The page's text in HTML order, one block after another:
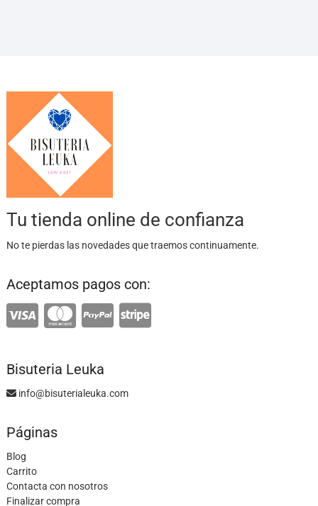
Tu tienda online de confianza
No te pierdas las novedades que traemos continuamente.
Aceptamos pagos con:
Bisuteria Leuka
info@bisuterialeuka.com
Páginas
Blog
Carrito
Contacta con nosotros
Finalizar compra